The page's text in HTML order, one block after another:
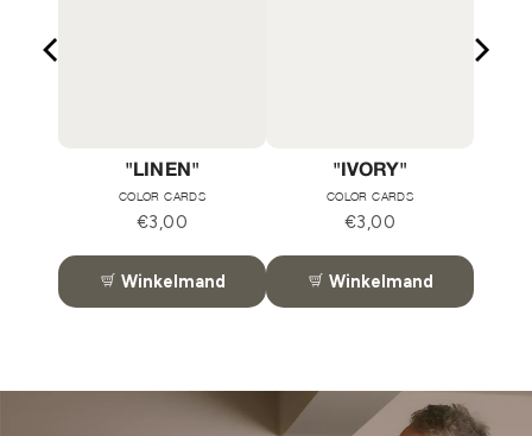
"LINEN"
COLOR CARDS
Price
€3,00
Winkelmand
"IVORY"
COLOR CARDS
Price
€3,00
Winkelmand